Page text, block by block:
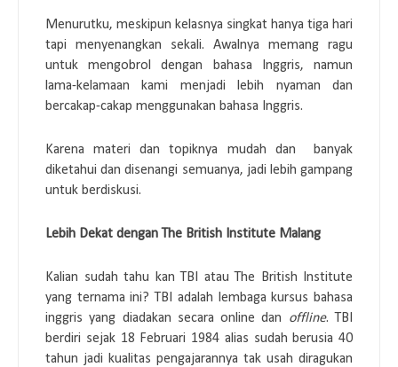
Menurutku, meskipun kelasnya singkat hanya tiga hari
tapi menyenangkan sekali. Awalnya memang ragu
untuk mengobrol dengan bahasa Inggris, namun
lama-kelamaan kami menjadi lebih nyaman dan
bercakap-cakap menggunakan bahasa Inggris.
Karena materi dan topiknya mudah dan banyak
diketahui dan disenangi semuanya, jadi lebih gampang
untuk berdiskusi.
Lebih Dekat dengan The British Institute Malang
Kalian sudah tahu kan TBI atau The British Institute
yang ternama ini? TBI adalah lembaga kursus bahasa
inggris yang diadakan secara online dan offline. TBI
berdiri sejak 18 Februari 1984 alias sudah berusia 40
tahun jadi kualitas pengajarannya tak usah diragukan